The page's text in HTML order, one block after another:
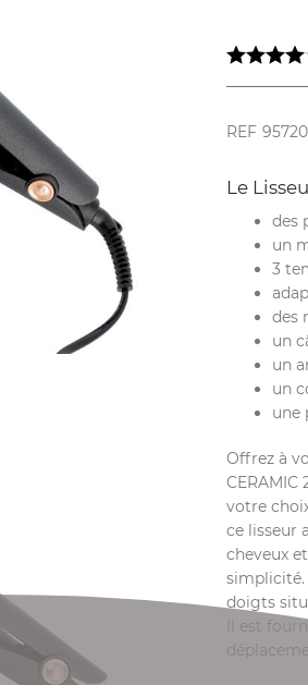
REF
Le
des
un
3
des
un
un
un
une
Offrez à
CERAMIC
votre
ce lisseur
cheveux
simplicité.
doigts
Il est